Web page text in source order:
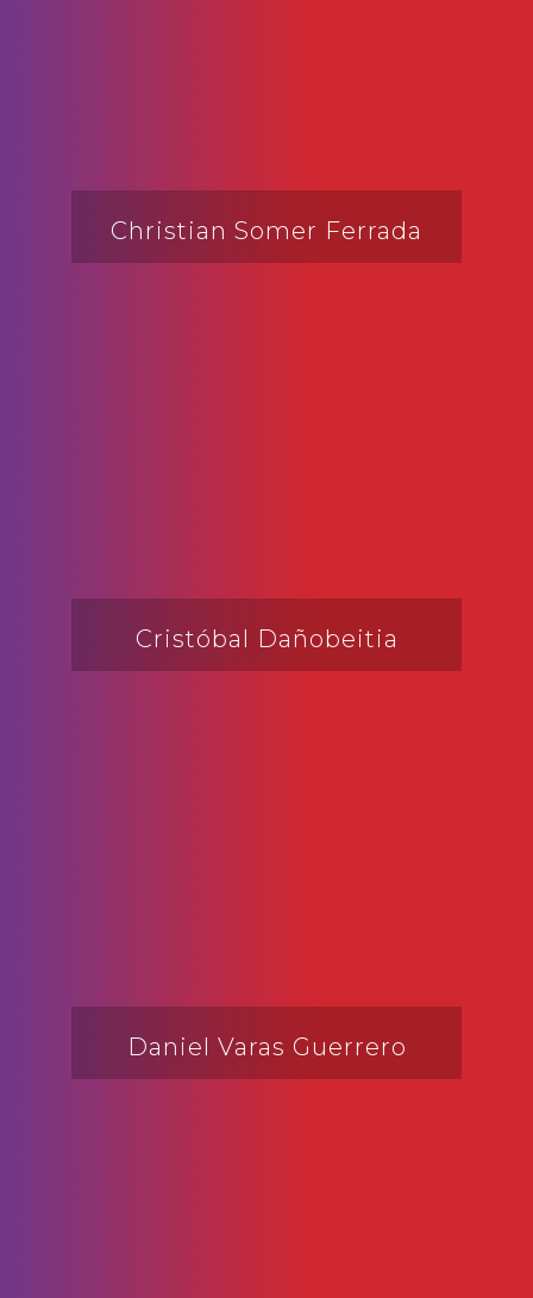
Christian Somer Ferrada
Cristóbal Dañobeitia
Daniel Varas Guerrero